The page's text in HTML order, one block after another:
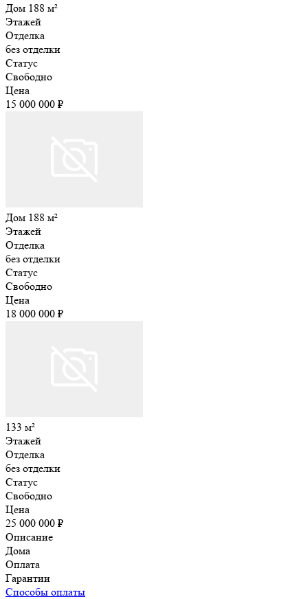
Дом 188 м²
Этажей
Отделка
без отделки
Статус
Свободно
Цена
15 000 000 ₽
Дом 188 м²
Этажей
Отделка
без отделки
Статус
Свободно
Цена
18 000 000 ₽
133 м²
Этажей
Отделка
без отделки
Статус
Свободно
Цена
25 000 000 ₽
Описание
Дома
Оплата
Гарантии
Способы оплаты